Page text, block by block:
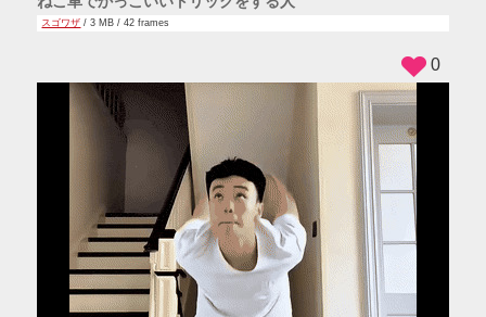
スゴワザ / 3 MB / 42 frames
0